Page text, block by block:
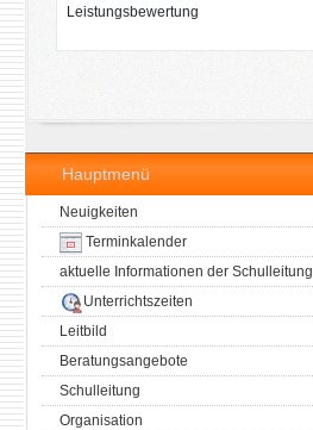
Hauptmenü
Neuigkeiten
Terminkalender
aktuelle Informationen der Schulleitung
Unterrichtszeiten
Leitbild
Beratungsangebote
Schulleitung
Organisation
Leistungsbewertung